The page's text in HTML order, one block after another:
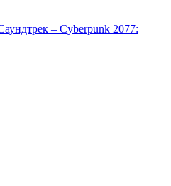
– Cyberpunk 2077: